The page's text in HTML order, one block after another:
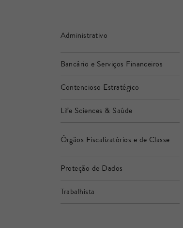
Administrativo
Bancário e Serviços Financeiros
Contencioso Estratégico
Life Sciences & Saúde
Órgãos Fiscalizatórios e de Classe
Proteção de Dados
Trabalhista